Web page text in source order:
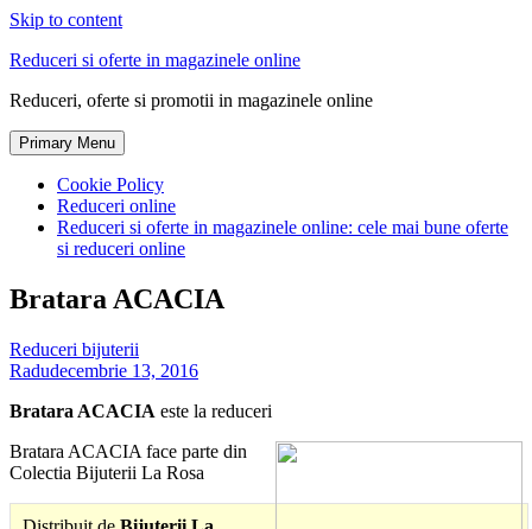
Skip to content
Reduceri si oferte in magazinele online
Reduceri, oferte si promotii in magazinele online
Primary Menu
Cookie Policy
Reduceri online
Reduceri si oferte in magazinele online: cele mai bune oferte
si reduceri online
Bratara ACACIA
Reduceri bijuterii
Radudecembrie 13, 2016
Bratara ACACIA este la reduceri
Bratara ACACIA face parte din
Colectia Bijuterii La Rosa